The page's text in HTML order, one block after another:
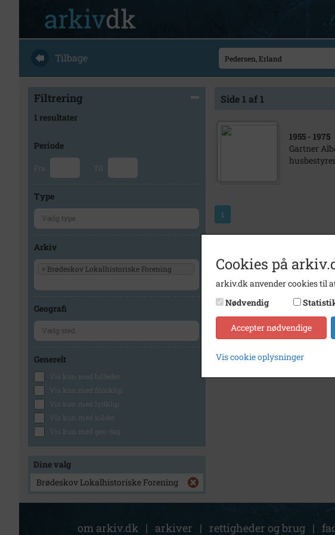
Tilbage
Filtrering
1 resultater
Periode
Fra Til
Type
Arkiv
× Brødeskov Lokalhistoriske Forening
Geografi
Generelt
Vis kun med billeder
Vis kun med filmklip
Vis kun med lydklip
Vis kun med kilder
Vis kun med geo-tag
Dine valg
Brødeskov Lokalhistoriske Forening
Side 1 af 1
1955 - 1975
Gartner
1
om arkiv.dk | arkiver | rettigheder og brug |
Cookies på
arkiv.dk anvender cookies til
Nødvendig
Accepter nødvendige
Vis cookie oplysninger